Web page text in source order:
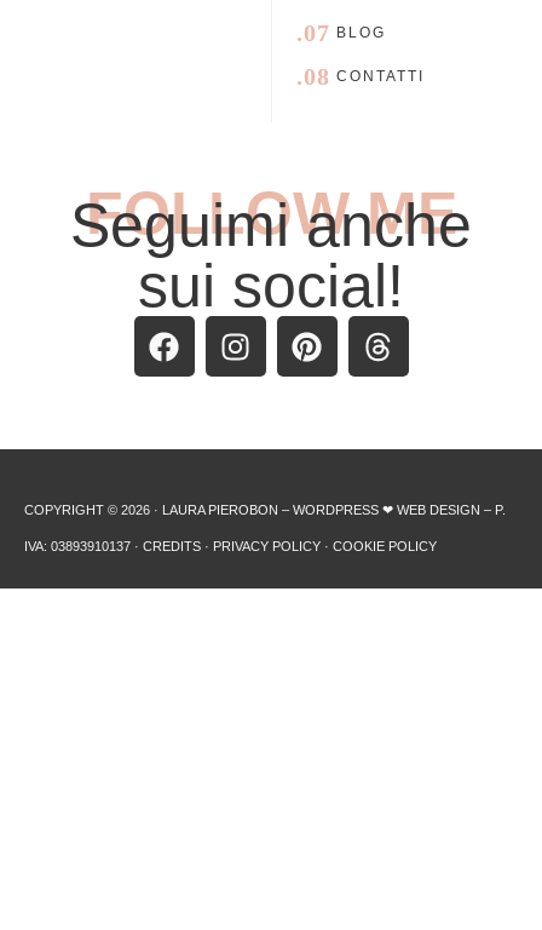
.07 BLOG
.08 CONTATTI
FOLLOW ME
Seguimi anche
sui social!
COPYRIGHT © 2026 · LAURA PIEROBON – WORDPRESS ❤︎ WEB DESIGN – P.
IVA: 03893910137 · CREDITS · PRIVACY POLICY · COOKIE POLICY